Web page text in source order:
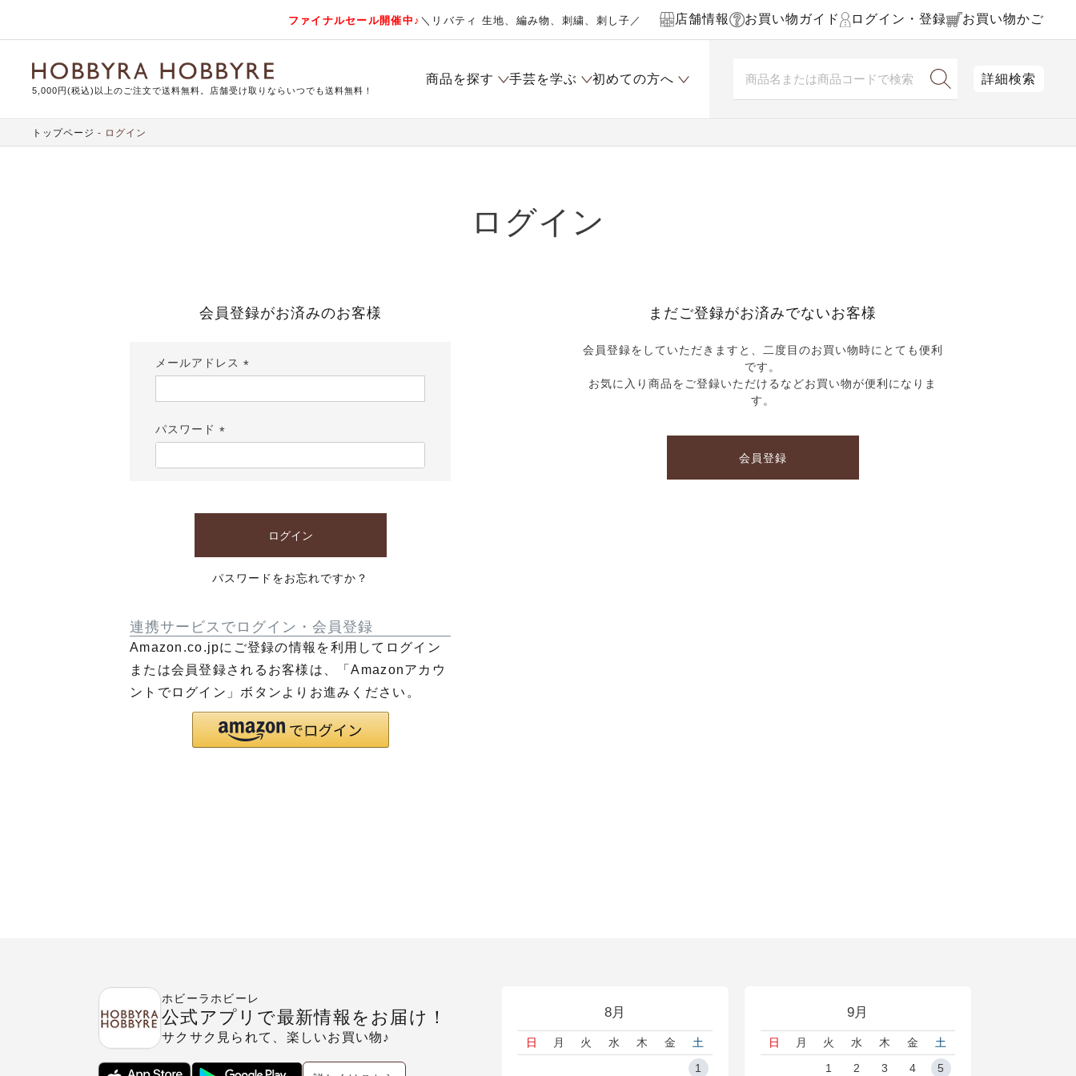
ファイナルセール開催中♪ ＼リバティ 生地、編み物、刺繍、刺し子／ 店舗情報 お買い物ガイド ログイン・登録 お買い物かご
5,000円(税込)以上のご注文で送料無料。店舗受け取りならいつでも送料無料！
商品を探す 手芸を学ぶ 初めての方へ 詳細検索
トップページ ログイン
ログイン
会員登録がお済みのお客様
メールアドレス
須)
パスワード
須)
ログイン
パスワードをお忘れですか？
連携サービスでログイン・会員登録
Amazon.co.jpにご登録の情報を利用してログイン
または会員登録されるお客様は、「Amazonアカウ
ントでログイン」ボタンよりお進みください。
まだご登録がお済みでないお客様
会員登録をしていただきますと、二度目のお買い物時にとても便利
です。
お気に入り商品をご登録いただけるなどお買い物が便利になりま
す。
会員登録
8月
日 月 火 水 木 金
土
1
9月
日 月 火 水 木 金
土
1
2 3 4 5
ホビーラホビーレ
公式アプリで最新情報をお届け！
サクサク見られて、楽しいお買い物♪